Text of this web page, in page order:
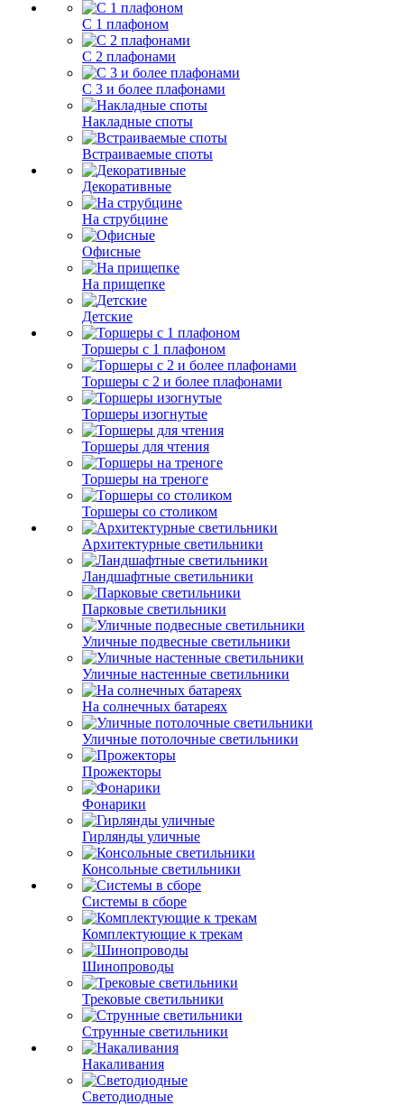
С 1 плафоном
С 2 плафонами
С 3 и более плафонами
Накладные споты
Встраиваемые споты
Декоративные
На струбцине
Офисные
На прищепке
Детские
Торшеры с 1 плафоном
Торшеры с 2 и более плафонами
Торшеры изогнутые
Торшеры для чтения
Торшеры на треноге
Торшеры со столиком
Архитектурные светильники
Ландшафтные светильники
Парковые светильники
Уличные подвесные светильники
Уличные настенные светильники
На солнечных батареях
Уличные потолочные светильники
Прожекторы
Фонарики
Гирлянды уличные
Консольные светильники
Системы в сборе
Комплектующие к трекам
Шинопроводы
Трековые светильники
Струнные светильники
Накаливания
Светодиодные